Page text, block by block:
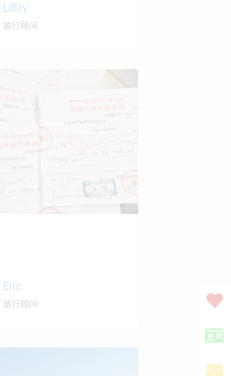
Liffity
旅行顾问
Eric
旅行顾问